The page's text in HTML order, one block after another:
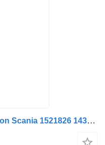
Culasse Chiuloasă pour camion Scania 1521826 1434915 570165-12